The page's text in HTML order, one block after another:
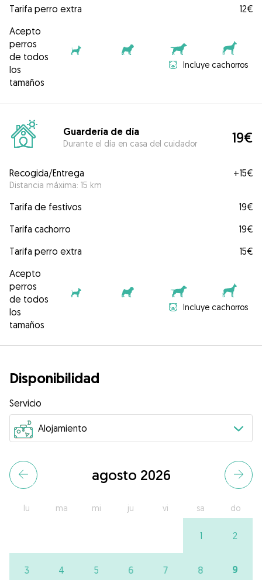
Tarifa perro extra
12€
Acepto
perros
de todos
los
tamaños
Incluye cachorros
Guardería de día
Durante el día en casa del cuidador 19€
Recogida/Entrega
Distancia máxima: 15 km
+15€
Tarifa de festivos
19€
Tarifa cachorro
19€
Tarifa perro extra
15€
Acepto
perros
de todos
los
tamaños
Incluye cachorros
Disponibilidad
Servicio
agosto 2026
lu ma mi ju vi sa do
1 2
3 4 5 6 7 8 9